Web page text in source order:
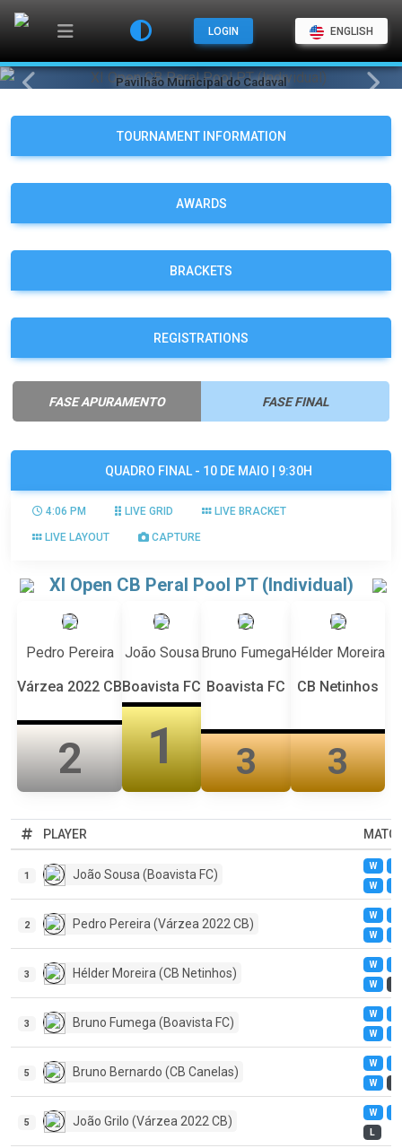
LOGIN ENGLISH
Pavilhão Municipal do Cadaval
(Individual)
2026
02
MAY
2026
10
MAY
Previous Next
TOURNAMENT INFORMATION
AWARDS
BRACKETS
REGISTRATIONS
FASE APURAMENTO FASE FINAL
QUADRO FINAL - 10 DE MAIO | 9:30H
4:06 PM LIVE GRID LIVE BRACKET
LIVE LAYOUT CAPTURE
XI Open CB Peral Pool PT (Individual)
Pedro Pereira
Várzea 2022 CB
2
João Sousa
Boavista FC
1
Bruno Fumega
Boavista FC
3
Hélder Moreira
CB Netinhos
3
PLAYER
1 João Sousa (Boavista FC)
W
W
2 Pedro Pereira (Várzea 2022 CB)
W
W
3 Hélder Moreira (CB Netinhos)
W
W
3 Bruno Fumega (Boavista FC)
W
W
5 Bruno Bernardo (CB Canelas)
W
W
5 João Grilo (Várzea 2022 CB)
W
L